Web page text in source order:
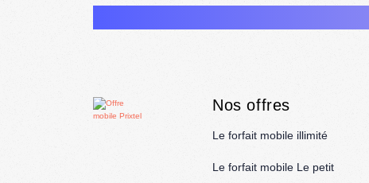
Nos offres
Le forfait mobile illimité
Le forfait mobile Le petit